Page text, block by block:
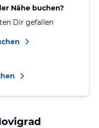
Nähe buchen?
Dir gefallen